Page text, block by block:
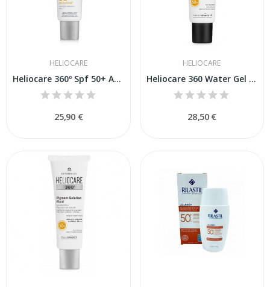
HELIOCARE
Heliocare 360º Spf 50+ Acnimat Protector Solar...
25,90 €
HELIOCARE
Heliocare 360 Water Gel SPF50 50ML
28,50 €